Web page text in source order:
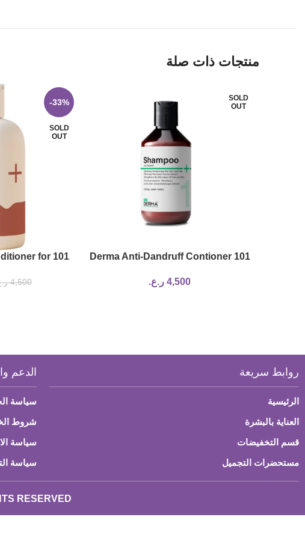
منتجات ذات صلة
SOLD
OUT
101 Derma Anti-Dandruff Contioner
4,500 ر.ع.
-33%
SOLD
OUT
for
4,500
روابط سريعة
الرئيسية
العناية بالبشرة
قسم التخفيضات
مستحضرات التجميل
الدعم
سياسة
شروط
سياسة
سياسة
RESERVED